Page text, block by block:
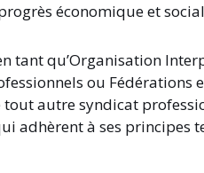
économique et
tant qu’Organisation
ou Fédérations
autre syndicat
adhèrent à ses principes